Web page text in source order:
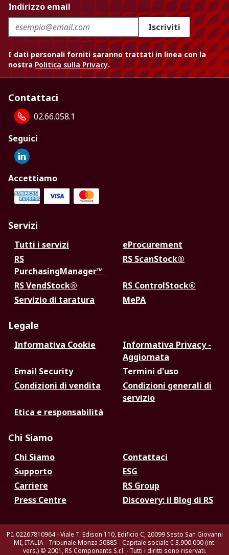
Indirizzo email
Iscriviti
I dati personali forniti saranno trattati in linea con la
nostra Politica sulla Privacy.
Contattaci
02.66.058.1
Seguici
Accettiamo
Servizi
Tutti i servizi
eProcurement
RS
PurchasingManager™
RS ScanStock®
RS VendStock®
RS ControlStock®
Servizio di taratura
MePA
Legale
Informativa Cookie
Informativa Privacy -
Aggiornata
Email Security
Termini d'uso
Condizioni di vendita
Condizioni generali di
servizio
Etica e responsabilità
Chi Siamo
Chi Siamo
Contattaci
Supporto
ESG
Carriere
RS Group
Press Centre
Discovery: il Blog di RS
P.I. 02267810964 - Viale T. Edison 110, Edificio C, 20099 Sesto San Giovanni
MI, ITALIA - Tribunale Monza 50885 - Capitale sociale € 3.900.000 (int.
vers.) © 2001, RS Components S.r.l. - Tutti i diritti sono riservati.